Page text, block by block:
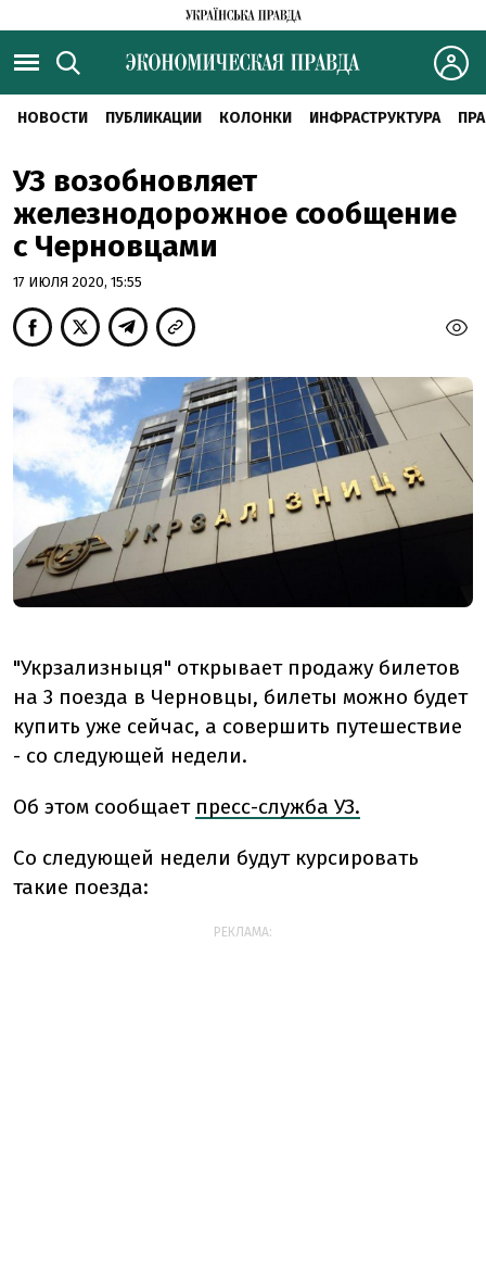
НОВОСТИ ПУБЛИКАЦИИ КОЛОНКИ ИНФРАСТРУКТУРА
УЗ возобновляет
железнодорожное сообщение
с Черновцами
17 ИЮЛЯ 2020, 15:55
"Укрзализныця" открывает продажу билетов
на 3 поезда в Черновцы, билеты можно будет
купить уже сейчас, а совершить путешествие
- со следующей недели.
Об этом сообщает пресс-служба УЗ.
Со следующей недели будут курсировать
такие поезда:
РЕКЛАМА: